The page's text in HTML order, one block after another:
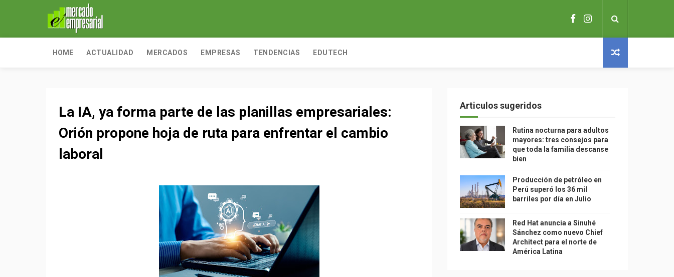
HOME ACTUALIDAD MERCADOS EMPRESAS TENDENCIAS EDUTECH
La IA, ya forma parte de las planillas empresariales:
Orión propone hoja de ruta para enfrentar el cambio
laboral
Articulos sugeridos
Rutina nocturna para adultos
mayores: tres consejos para
que toda la familia descanse
bien
Producción de petróleo en
Perú superó los 36 mil
barriles por día en Julio
Red Hat anuncia a Sinuhé
Sánchez como nuevo Chief
Architect para el norte de
América Latina